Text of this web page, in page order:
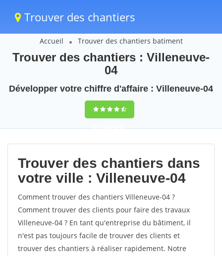
Trouver des chantiers
Accueil Trouver des chantiers batiment
Trouver des chantiers : Villeneuve-
04
Développer votre chiffre d'affaire : Villeneuve-04
9,5(100%)61
votes
Trouver des chantiers dans
votre ville : Villeneuve-04
Comment trouver des chantiers Villeneuve-04 ?
Comment trouver des clients pour faire des travaux
Villeneuve-04 ? En tant qu'entreprise du bâtiment, il
n'est pas toujours facile de trouver des clients et
trouver des chantiers à réaliser rapidement. Notre